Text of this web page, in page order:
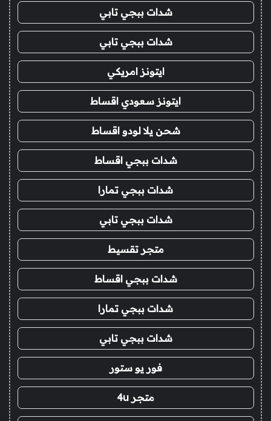
شدات ببجي تابي
شدات ببجي تابي
ايتونز امريكي
ايتونز سعودي اقساط
شحن يلا لودو اقساط
شدات ببجي اقساط
شدات ببجي تمارا
شدات ببجي تابي
متجر تقسيط
شدات ببجي اقساط
شدات ببجي تمارا
شدات ببجي تابي
فور يو ستور
متجر 4u